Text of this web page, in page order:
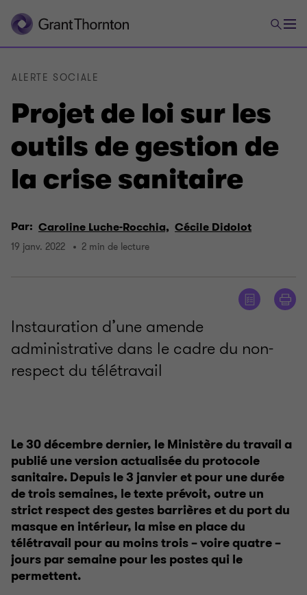
Projet de loi sur les
outils de gestion de
la crise sanitaire
ALERTE SOCIALE
Par: Caroline Luche-Rocchia, Cécile Didolot
19 janv. 2022 2 min de lecture
Instauration d’une amende
administrative dans le cadre du non-
respect du télétravail
Le 30 décembre dernier, le Ministère du travail a
publié une version actualisée du protocole
sanitaire. Depuis le 3 janvier et pour une durée
de trois semaines, le texte prévoit, outre un
strict respect des gestes barrières et du port du
masque en intérieur, la mise en place du
télétravail pour au moins trois – voire quatre –
jours par semaine pour les postes qui le
permettent.